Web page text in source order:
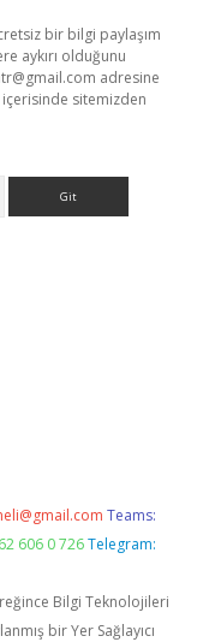
bir bilgi paylaşım
aykırı olduğunu
adresine
sitemizden
Teams:
606 0 726 Telegram:
Bilgi Teknolojileri
bir Yer Sağlayıcı